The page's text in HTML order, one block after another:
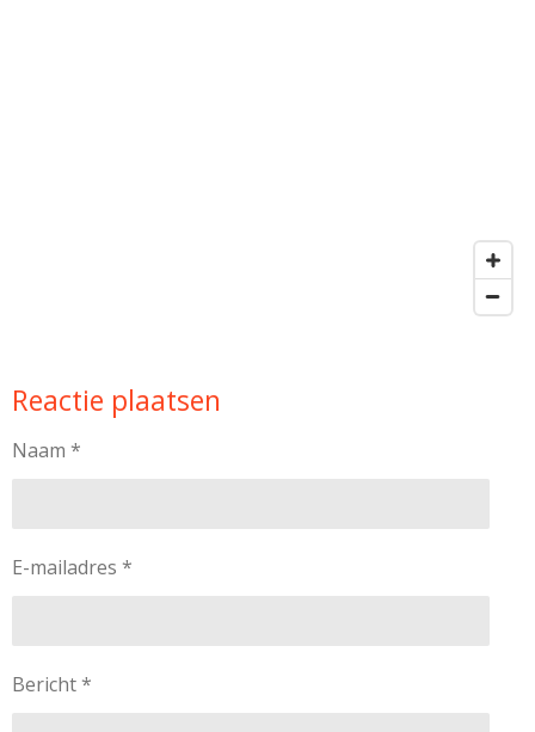
Reactie plaatsen
Naam *
E-mailadres *
Bericht *